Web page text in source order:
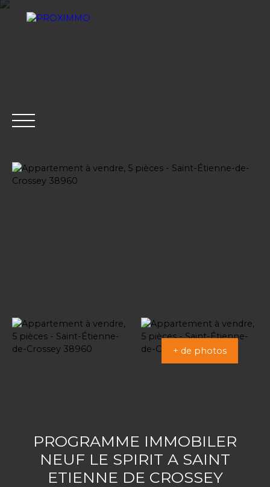
+ de photos
PROGRAMME IMMOBILER
NEUF LE SPIRIT A SAINT
ETIENNE DE CROSSEY